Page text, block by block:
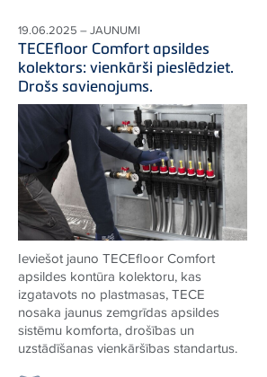
19.06.2025 – JAUNUMI
TECEfloor Comfort apsildes
kolektors: vienkārši pieslēdziet.
Drošs savienojums.
Ieviešot jauno TECEfloor Comfort
apsildes kontūra kolektoru, kas
izgatavots no plastmasas, TECE
nosaka jaunus zemgrīdas apsildes
sistēmu komforta, drošības un
uzstādīšanas vienkāršības standartus.